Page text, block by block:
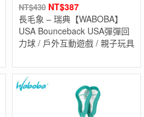
NT$430 NT$387
長毛象 – 瑞典【WABOBA】
USA Bounceback USA彈彈回
力球 / 戶外互動遊戲 / 親子玩具